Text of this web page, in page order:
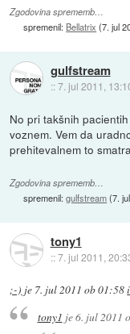
Zgodovina sprememb…
spremenil: Bellatrix (7. jul
gulfstream
::7. jul 2011,
No pri takšnih
voznem. Vem da
prehitevalnem to
Zgodovina sprememb…
spremenil:gulfstream(7.
tony1
::7. jul 2011,
;-) je 7. jul 2011 ob 01:58
tony1 je6. jul 2011